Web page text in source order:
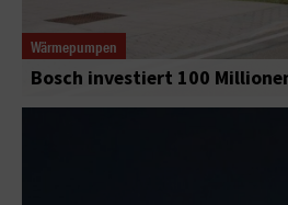
Wärmepumpen
Bosch investiert 100